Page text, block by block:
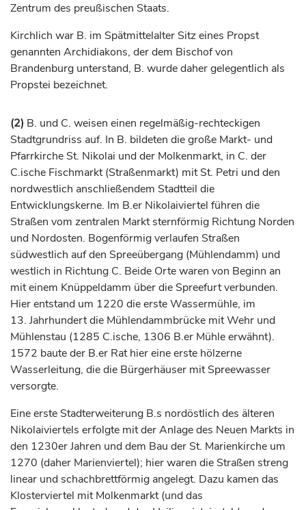
Zentrum des preußischen Staats.
Kirchlich war B. im Spätmittelalter Sitz eines Propst
genannten Archidiakons, der dem Bischofvon
Brandenburg unterstand, B. wurde daher gelegentlich als
Propstei bezeichnet.
(2) B. und C. weisen einen regelmäßig-rechteckigen
Stadtgrundriss auf. In B. bildeten die große Markt- und
Pfarrkirche St. Nikolai und der Molkenmarkt, in C. der
C.ische Fischmarkt (Straßenmarkt) mit St. Petri und den
nordwestlich anschließendem Stadtteil die
Entwicklungskerne. Im B.er Nikolaiviertel führen die
Straßen vom zentralen Markt sternförmig Richtung Norden
und Nordosten. Bogenförmig verlaufen Straßen
südwestlich auf den Spreeübergang (Mühlendamm) und
westlich in Richtung C. Beide Orte waren von Beginn an
mit einem Knüppeldamm über die Spreefurt verbunden.
Hier entstand um 1220 die erste Wassermühle, im
13. Jahrhundertdie Mühlendammbrücke mit Wehr und
Mühlenstau (1285 C.ische, 1306 B.er Mühle erwähnt).
1572 baute der B.er Rat hier eine erste hölzerne
Wasserleitung, die die Bürgerhäuser mit Spreewasser
versorgte.
Eine erste Stadterweiterung B.s nordöstlich des älteren
Nikolaiviertels erfolgte mit der Anlage des Neuen Markts in
den 1230er Jahren und dem Bau der St. Marienkirche um
1270 (daher Marienviertel); hier waren die Straßen streng
linear und schachbrettförmig angelegt. Dazu kamen das
Klosterviertel mit Molkenmarkt (und das